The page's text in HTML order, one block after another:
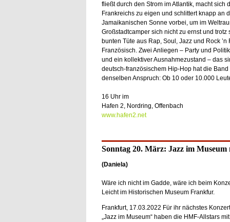
fließt durch den Strom im Atlantik, macht sich
Frankreichs zu eigen und schlittert knapp an
Jamaikanischen Sonne vorbei, um im
Großstadtcamper sich nicht zu ernst und
bunten Tüte aus Rap, Soul, Jazz und Rock
Französisch. Zwei Anliegen – Party und
und ein kollektiver Ausnahmezustand – das
deutsch-französischem Hip-Hop hat die
denselben Anspruch: Ob 10 oder 10.000
16 Uhr im
Hafen 2, Nordring, Offenbach
www.hafen2.net
Sonntag 20. März: Jazz im
(Daniela)
Wäre ich nicht im Gadde, wäre ich beim
Leicht im Historischen Museum Frankfur.
Frankfurt, 17.03.2022 Für ihr nächstes
„Jazz im Museum“ haben die HMF-Allstars